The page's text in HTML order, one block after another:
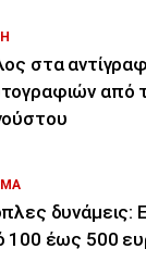
στα
από
δυνάμεις:
100 έως 500